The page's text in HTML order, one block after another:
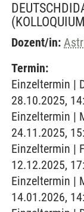
Dozent/in:
Termin:
Einzeltermin |
28.10.2025,
Einzeltermin |
24.11.2025,
Einzeltermin |
12.12.2025,
Einzeltermin |
14.01.2026,